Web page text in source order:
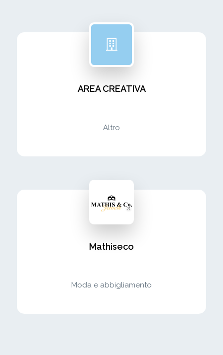
AREA CREATIVA
Altro
Mathiseco
Moda e abbigliamento